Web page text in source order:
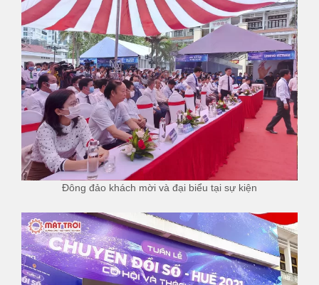
Đông đảo khách mời và đại biểu tại sự kiện